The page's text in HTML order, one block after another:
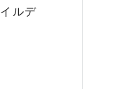
ルデ